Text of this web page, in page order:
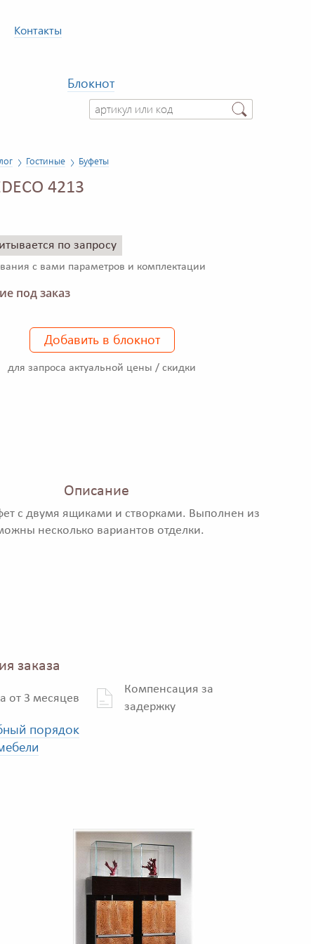
Контакты
Блокнот
Гостиные Буфеты
4213
по запросу
с вами параметров и комплектации
под заказ
Добавить в блокнот
для запроса актуальной цены / скидки
Описание
с двумя ящиками и створками. Выполнен из
несколько вариантов отделки.
заказа
от 3 месяцев
Компенсация за
задержку
порядок